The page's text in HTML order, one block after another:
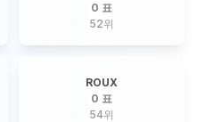
0 표
52위
ROUX
0 표
54위